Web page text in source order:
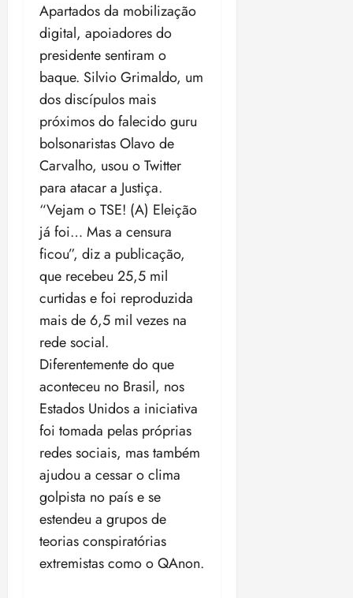
Apartados da mobilização
digital, apoiadores do
presidente sentiram o
baque. Silvio Grimaldo, um
dos discípulos mais
próximos do falecido guru
bolsonaristas Olavo de
Carvalho, usou o Twitter
para atacar a Justiça.
“Vejam o TSE! (A) Eleição
já foi… Mas a censura
ficou”, diz a publicação,
que recebeu 25,5 mil
curtidas e foi reproduzida
mais de 6,5 mil vezes na
rede social.
Diferentemente do que
aconteceu no Brasil, nos
Estados Unidos a iniciativa
foi tomada pelas próprias
redes sociais, mas também
ajudou a cessar o clima
golpista no país e se
estendeu a grupos de
teorias conspiratórias
extremistas como o QAnon.